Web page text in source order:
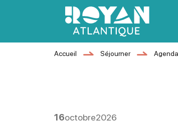
Royan Atlantique
Accueil Séjourner Agenda
16octobre2026